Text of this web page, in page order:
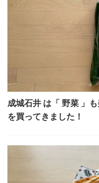
成城石井 は「 野菜 」
を買ってきました！